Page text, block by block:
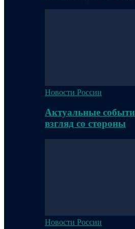
Новости России
Актуальные
взгляд со стороны
Новости России